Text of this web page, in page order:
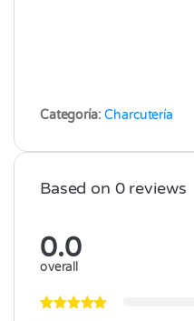
Categoría:Charcutería
Based on 0 reviews
0.0
overall